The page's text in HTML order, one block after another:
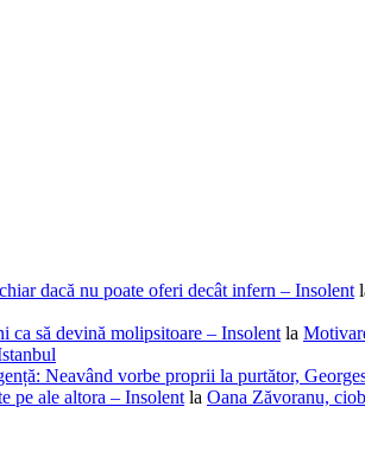
dacă nu poate oferi decât infern – Insolent
ca să devină molipsitoare – Insolent la
Neavând vorbe proprii la purtător,
pe ale altora – Insolent la Oana Zăvoranu,